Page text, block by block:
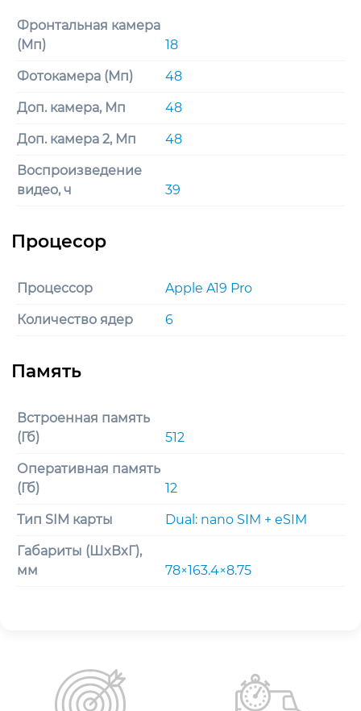
Фронтальная камера
(Мп)
18
Фотокамера (Мп) 48
Доп. камера, Мп 48
Доп. камера 2, Мп 48
Воспроизведение
видео, ч
39
Процессор Apple A19 Pro
Количество ядер 6
Встроенная память
(Гб)
512
Оперативная память
(Гб)
12
Тип SIM карты Dual: nano SIM + eSIM
Габариты (ШxВxГ),
мм
78×163.4×8.75